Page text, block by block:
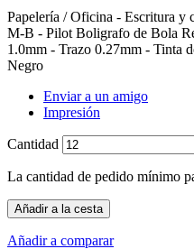
Papelería / Oficina - Escritura
M-B - Pilot Boligrafo de Bola
1.0mm - Trazo 0.27mm - Tinta
Negro
Enviar a un amigo
Impresión
Cantidad
La cantidad de pedido mínimo
Añadir a la cesta
Añadir a comparar